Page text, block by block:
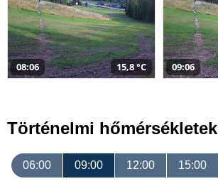
08:06 15,8 °C 09:06
Történelmi hőmérsékletek
06:00 09:00 12:00 15:00